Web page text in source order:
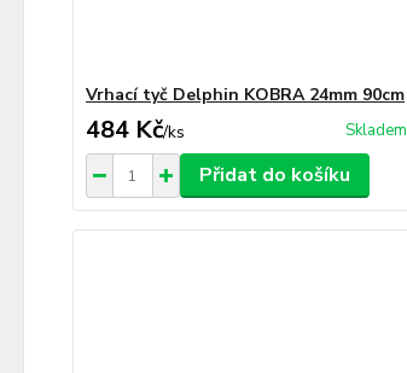
Vrhací tyč Delphin KOBRA 24mm 90cm
484 Kč/ks Skladem
Přidat do košíku